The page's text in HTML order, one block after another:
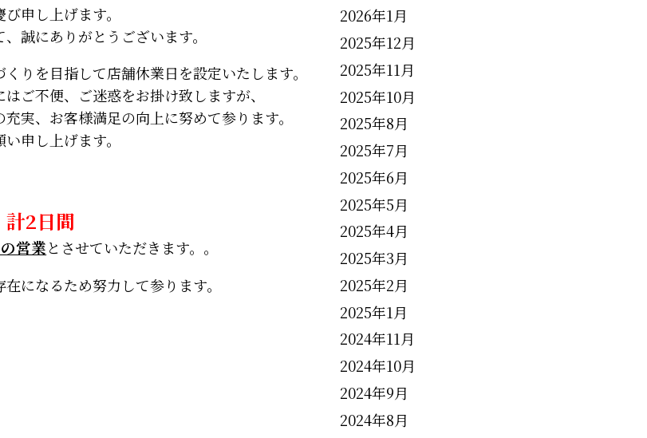
申し上げます。
誠にありがとうございます。
りを目指して店舗休業日を設定いたします。
ご不便、ご迷惑をお掛け致しますが、
実、お客様満足の向上に努めて参ります。
申し上げます。
2日間
営業とさせていただきます。。
になるため努力して参ります。
2026年1月
2025年12月
2025年11月
2025年10月
2025年8月
2025年7月
2025年6月
2025年5月
2025年4月
2025年3月
2025年2月
2025年1月
2024年11月
2024年10月
2024年9月
2024年8月